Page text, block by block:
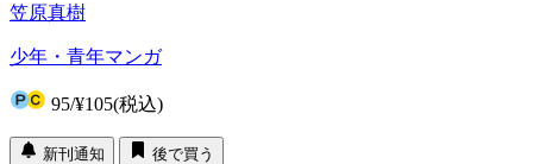
笠原真樹
少年・青年マンガ
95/¥105(税込)
新刊通知
後で買う